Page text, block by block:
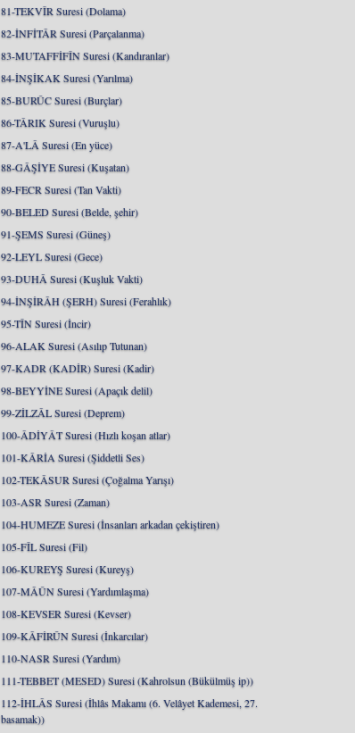
81-TEKVÎR Suresi (Dolama)
82-İNFİTÂR Suresi (Parçalanma)
83-MUTAFFİFÎN Suresi (Kandıranlar)
84-İNŞİKAK Suresi (Yarılma)
85-BURÛC Suresi (Burçlar)
86-TÂRIK Suresi (Vuruşlu)
87-A'LÂ Suresi (En yüce)
88-GÂŞİYE Suresi (Kuşatan)
89-FECR Suresi (Tan Vakti)
90-BELED Suresi (Belde, şehir)
91-ŞEMS Suresi (Güneş)
92-LEYL Suresi (Gece)
93-DUHÂ Suresi (Kuşluk Vakti)
94-İNŞİRÂH (ŞERH) Suresi (Ferahlık)
95-TÎN Suresi (İncir)
96-ALAK Suresi (Asılıp Tutunan)
97-KADR (KADİR) Suresi (Kadir)
98-BEYYİNE Suresi (Apaçık delil)
99-ZİLZÂL Suresi (Deprem)
100-ÂDİYÂT Suresi (Hızlı koşan atlar)
101-KÂRİA Suresi (Şiddetli Ses)
102-TEKÂSUR Suresi (Çoğalma Yarışı)
103-ASR Suresi (Zaman)
104-HUMEZE Suresi (İnsanları arkadan çekiştiren)
105-FÎL Suresi (Fil)
106-KUREYŞ Suresi (Kureyş)
107-MÂÛN Suresi (Yardımlaşma)
108-KEVSER Suresi (Kevser)
109-KÂFİRÛN Suresi (İnkarcılar)
110-NASR Suresi (Yardım)
111-TEBBET (MESED) Suresi (Kahrolsun (Bükülmüş ip))
112-İHLÂS Suresi (İhlâs Makamı (6. Velâyet Kademesi, 27.
basamak))